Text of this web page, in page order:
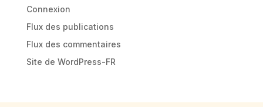
Connexion
Flux des publications
Flux des commentaires
Site de WordPress-FR